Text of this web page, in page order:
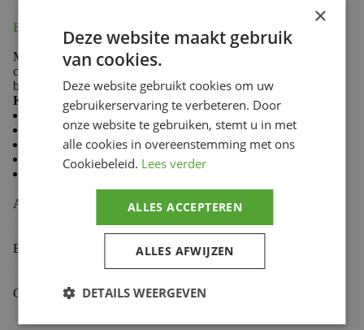
Beschrijving
Made from 100% cotton, Troy Lee Designs T-shirts
combine softness and durability to keep you comfortable
both on the trails and in the paddock.
Key features:
Casual style
Comfortable and durable fabric
Premium fit
Classic crew neck
Aanvullende informatie
Beoordelingen (0)
Gekoppelde Motoren
×
Deze website maakt gebruik
van cookies.
Deze website gebruikt cookies om uw
gebruikerservaring te verbeteren. Door
onze website te gebruiken, stemt u in met
alle cookies in overeenstemming met ons
Cookiebeleid. Lees verder
ALLES ACCEPTEREN
ALLES AFWIJZEN
DETAILS WEERGEVEN